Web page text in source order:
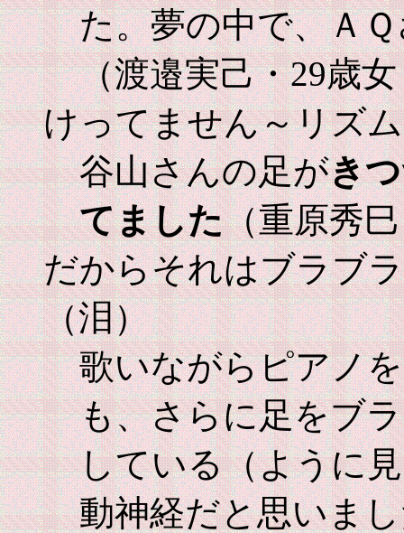
た。夢の中で、Ａ
（渡邉実己・29歳
けってません～リズ
谷山さんの足がき
てました（重原秀
だからそれはブラブ
（泪）
歌いながらピアノ
も、さらに足をブ
している（ように
動神経だと思いま